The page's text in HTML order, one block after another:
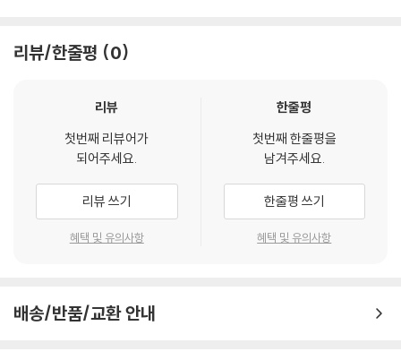
38. 복종
45. 나는 잊고자
46. 나의 노래
47. 선사의 설법
50. 참말인가요
리뷰/한줄평 0
리뷰
첫번째 리뷰어가
되어주세요.
리뷰 쓰기
혜택 및 유의사항
한줄평
첫번째 한줄평을
남겨주세요.
한줄평 쓰기
혜택 및 유의사항
배송/반품/교환 안내